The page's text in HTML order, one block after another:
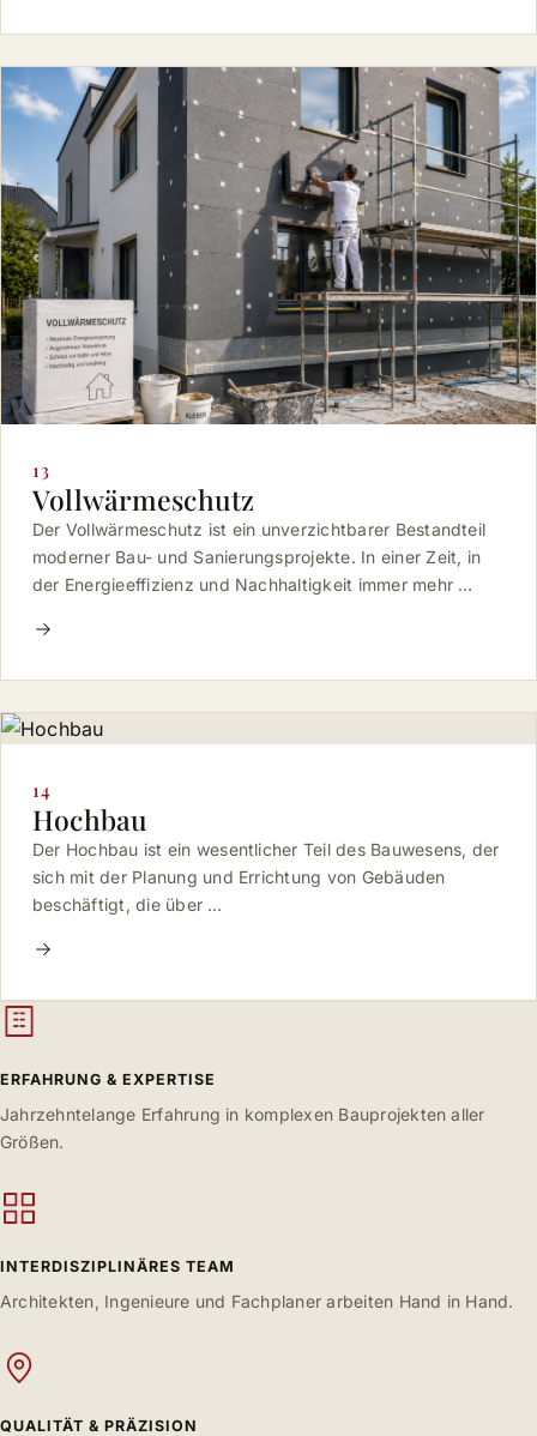
13
Vollwärmeschutz
Der Vollwärmeschutz ist ein unverzichtbarer Bestandteil
moderner Bau- und Sanierungsprojekte. In einer Zeit, in
der Energieeffizienz und Nachhaltigkeit immer mehr …
14
Hochbau
Der Hochbau ist ein wesentlicher Teil des Bauwesens, der
sich mit der Planung und Errichtung von Gebäuden
beschäftigt, die über …
ERFAHRUNG & EXPERTISE
Jahrzehntelange Erfahrung in komplexen Bauprojekten aller
Größen.
INTERDISZIPLINÄRES TEAM
Architekten, Ingenieure und Fachplaner arbeiten Hand in Hand.
QUALITÄT & PRÄZISION